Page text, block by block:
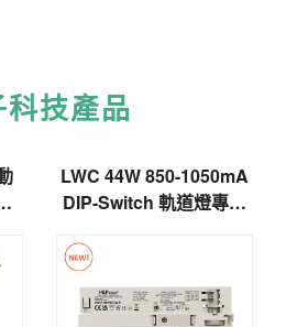
科技產品
LWC 44W 850-1050mA
DIP-Switch 軌道燈專用